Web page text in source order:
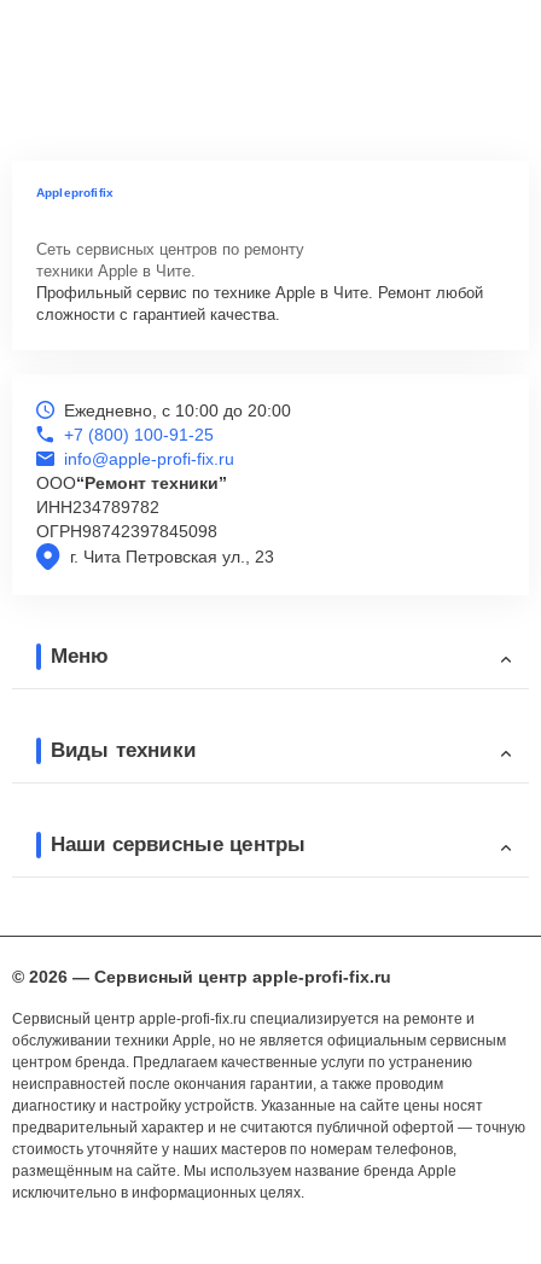
Appleprofifix
Сеть сервисных центров по ремонту
техники Apple в Чите.
Профильный сервис по технике Apple в Чите. Ремонт любой
сложности с гарантией качества.
г. Чита Петровская ул., 23
Ежедневно, с 10:00 до 20:00
+7 (800) 100-91-25
info@apple-profi-fix.ru
ООО“Ремонт техники”
ИНН234789782
ОГРН98742397845098
Меню
Виды техники
Наши сервисные центры
© 2026 — Сервисный центр apple-profi-fix.ru
Сервисный центр apple-profi-fix.ru специализируется на ремонте и
обслуживании техники Apple, но не является официальным сервисным
центром бренда. Предлагаем качественные услуги по устранению
неисправностей после окончания гарантии, а также проводим
диагностику и настройку устройств. Указанные на сайте цены носят
предварительный характер и не считаются публичной офертой — точную
стоимость уточняйте у наших мастеров по номерам телефонов,
размещённым на сайте. Мы используем название бренда Apple
исключительно в информационных целях.